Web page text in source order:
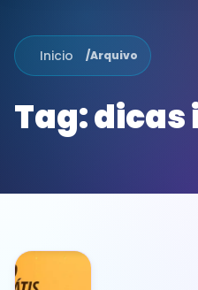
Inicio /Arquivo
Tag: